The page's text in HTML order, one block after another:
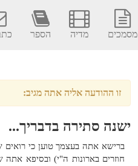
מסמכים מדיה הספר
זו ההודעה אליה אתה מגיב:
ישנה סתירה בדבריך...
ברישא אתה בעצמך טוען כי רואים
חוזרים בארונות ה"י) ובסיפא